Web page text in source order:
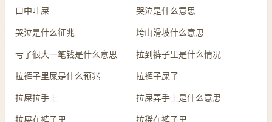
口中吐屎 哭泣是什么意思
哭泣是什么征兆 垮山滑坡什么意思
亏了很大一笔钱是什么意思 拉到裤子里是什么情况
拉裤子里屎是什么预兆 拉裤子屎了
拉屎拉手上 拉屎弄手上是什么意思
拉屎在裤子里 拉稀在裤子里